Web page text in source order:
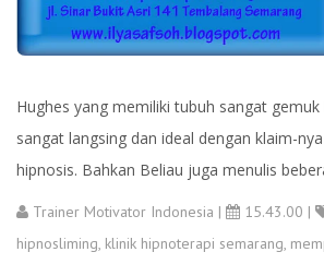
Hughes yang memiliki tubuh sangat
sangat langsing dan ideal dengan klaim-
hipnosis. Bahkan Beliau juga menulis
Trainer Motivator Indonesia | 15.43.00 |
hipnosliming, klinik hipnoterapi semarang,